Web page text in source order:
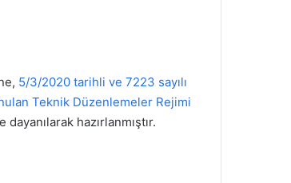
5/3/2020 tarihli ve 7223 sayılı
Teknik Düzenlemeler Rejimi
dayanılarak hazırlanmıştır.